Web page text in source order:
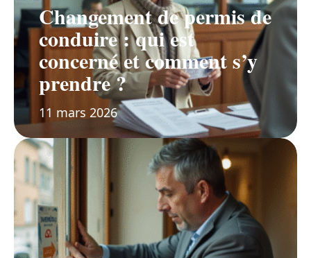
Changement de permis de
conduire : qui est
concerné et comment s’y
prendre ?
11 mars 2026